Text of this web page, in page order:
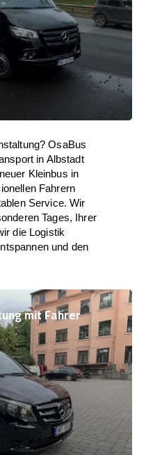
OsaBus
in Albstadt
Kleinbus in
Fahrern
Service. Wir
Tages, Ihrer
die Logistik
und den
mit Fahrer